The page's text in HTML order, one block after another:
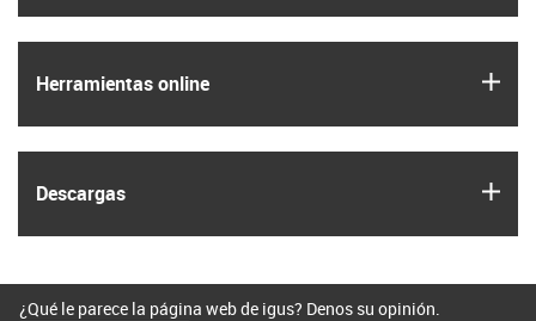
Herramientas online
Descargas
¿Qué le parece la página web de igus? Denos su opinión.